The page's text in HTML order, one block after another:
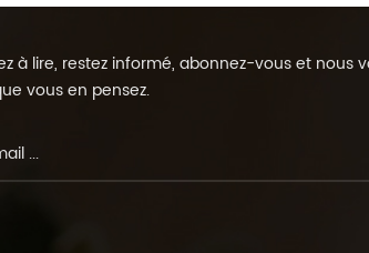
à lire, restez informé, abonnez-vous et nous
vous en pensez.